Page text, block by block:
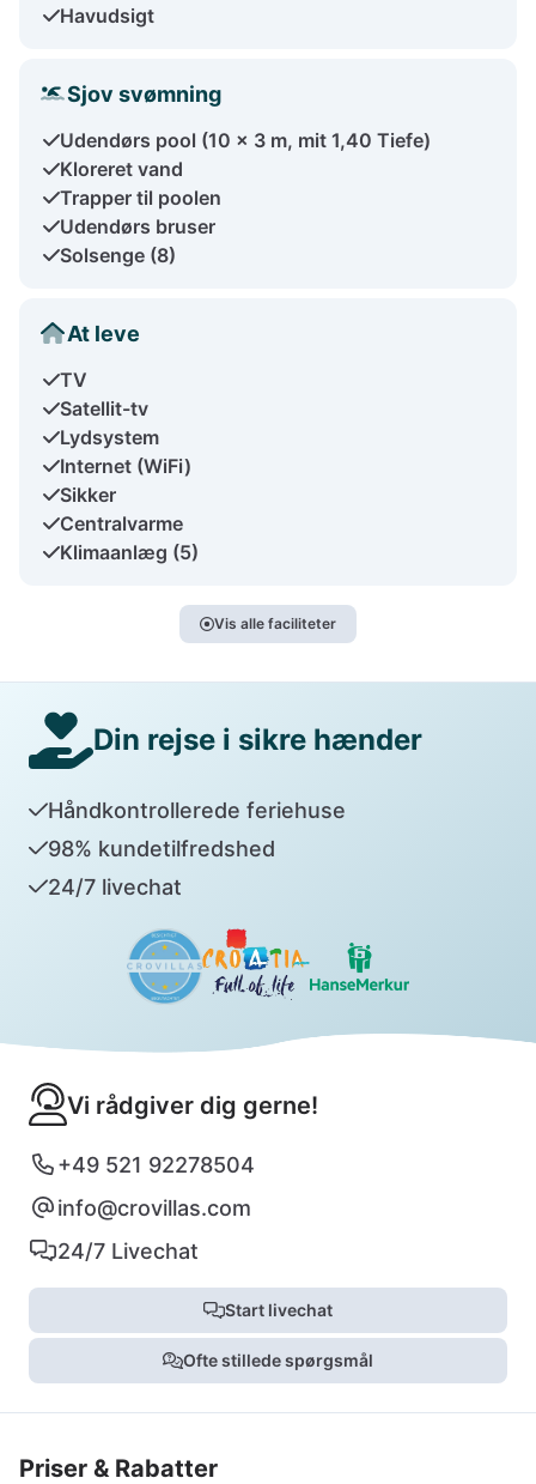
Havudsigt
Sjov svømning
Udendørs pool (10 x 3 m, mit 1,40 Tiefe)
Kloreret vand
Trapper til poolen
Udendørs bruser
Solsenge (8)
At leve
TV
Satellit-tv
Lydsystem
Internet (WiFi)
Sikker
Centralvarme
Klimaanlæg (5)
Vis alle faciliteter
Din rejse i sikre hænder
Håndkontrollerede feriehuse
98% kundetilfredshed
24/7 livechat
Vi rådgiver dig gerne!
+49 521 92278504
info@crovillas.com
24/7 Livechat
Start livechat
Ofte stillede spørgsmål
Priser & Rabatter